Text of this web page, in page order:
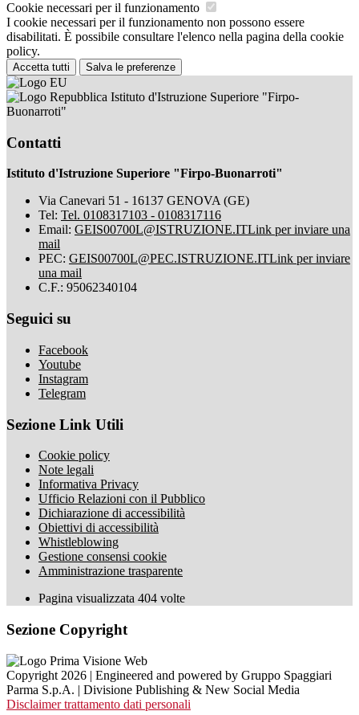
Cookie necessari per il funzionamento
I cookie necessari per il funzionamento non possono essere
disabilitati. È possibile consultare l'elenco nella pagina della cookie
policy.
Accetta tutti Salva le preferenze
Istituto d'Istruzione Superiore "Firpo-
Buonarroti"
Contatti
Istituto d'Istruzione Superiore "Firpo-Buonarroti"
Via Canevari 51 - 16137 GENOVA (GE)
Tel: Tel. 0108317103 - 0108317116
Email: GEIS00700L@ISTRUZIONE.ITLink per inviare una
mail
PEC: GEIS00700L@PEC.ISTRUZIONE.ITLink per inviare
una mail
C.F.: 95062340104
Seguici su
Facebook
Youtube
Instagram
Telegram
Sezione Link Utili
Cookie policy
Note legali
Informativa Privacy
Ufficio Relazioni con il Pubblico
Dichiarazione di accessibilità
Obiettivi di accessibilità
Whistleblowing
Gestione consensi cookie
Amministrazione trasparente
Pagina visualizzata 404 volte
Sezione Copyright
Copyright 2026 | Engineered and powered by Gruppo Spaggiari
Parma S.p.A. | Divisione Publishing & New Social Media
Disclaimer trattamento dati personali